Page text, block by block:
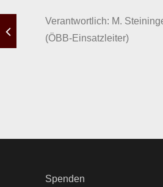
Verantwortlich: M.
(ÖBB-Einsatzleiter)
Spenden